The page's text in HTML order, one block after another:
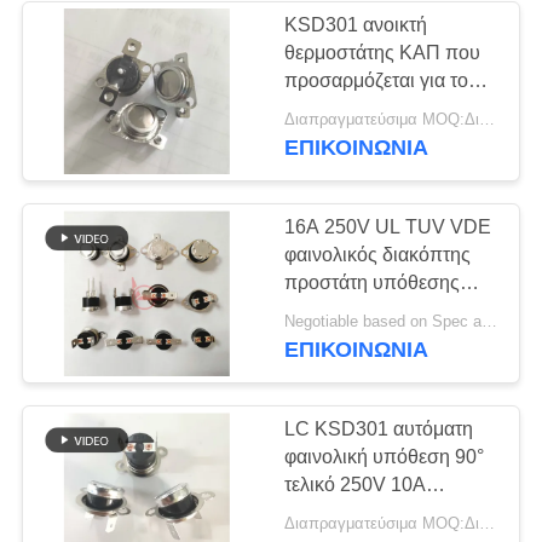
KSD301 ανοικτή
θερμοστάτης ΚΑΠ που
προσαρμόζεται για τον
εκτυπωτή 16A 250V με
τη συσκευασία δίσκων
ΕΠΙΚΟΙΝΩΝΊΑ
16A 250V UL TUV VDE
φαινολικός διακόπτης
προστάτη υπόθεσης
T23 T24 KSD301
θερμικός
Negotiable based on Spec and Qty. MOQ:1000pcs
ΕΠΙΚΟΙΝΩΝΊΑ
LC KSD301 αυτόματη
φαινολική υπόθεση 90°
τελικό 250V 10A
προστάτη
Διαπραγματεύσιμα MOQ:Διαπραγματεύσιμο